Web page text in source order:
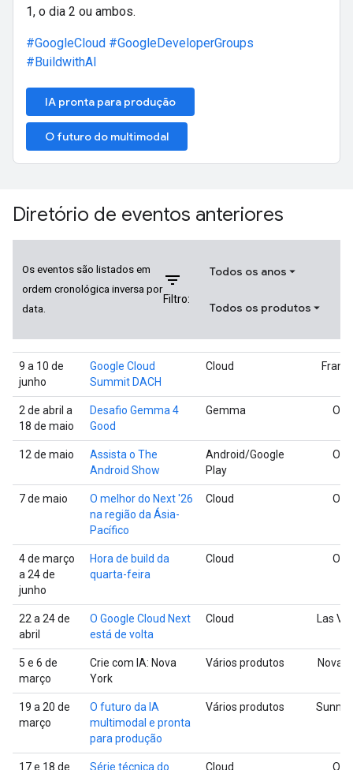
1, o dia 2 ou ambos.
#GoogleCloud #GoogleDeveloperGroups
#BuildwithAI
IA pronta para produção
O futuro do multimodal
Diretório de eventos anteriores
Os eventos são listados em
ordem cronológica inversa por
data.
filter_list
Filtro:
Todos os anos
Todos os produtos
9 a 10 de
junho
Google Cloud
Summit DACH
Cloud
2 de abril a
18 de maio
Desafio Gemma 4
Good
Gemma
12 de maio
Assista o The
Android Show
Android/Google
Play
7 de maio
O melhor do Next '26
na região da Ásia-
Pacífico
Cloud
4 de março
a 24 de
junho
Hora de build da
quarta-feira
Cloud
22 a 24 de
abril
O Google Cloud Next
está de volta
Cloud Las
5 e 6 de
março
Crie com IA: Nova
York
Vários produtos Nova
19 a 20 de
março
O futuro da IA
multimodal e pronta
para produção
Vários produtos
17 e 18 de Série técnica do Cloud